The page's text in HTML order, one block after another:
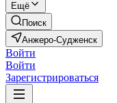
Ещё
Поиск
Анжеро-Судженск
Войти
Войти
Зарегистрироваться